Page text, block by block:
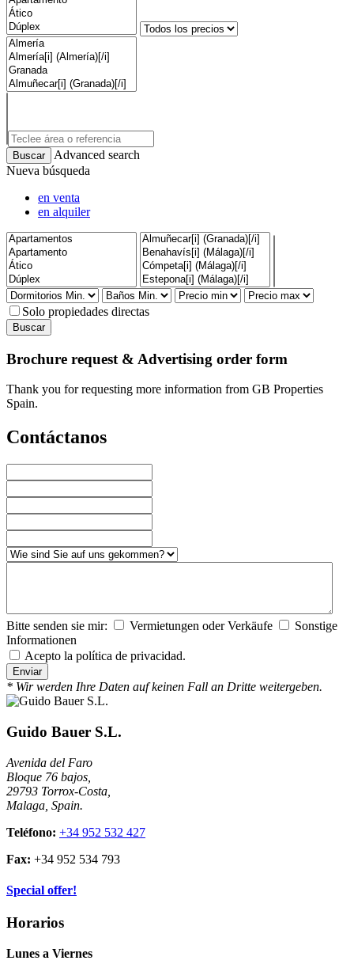
Advanced search
Nueva búsqueda
en venta
en alquiler
Solo propiedades directas
Brochure request & Advertising order form
Thank you for requesting more information from GB Properties
Spain.
Contáctanos
Bitte senden sie mir: Vermietungen oder Verkäufe
Sonstige
Informationen
Acepto la política de privacidad.
* Wir werden Ihre Daten auf keinen Fall an Dritte weitergeben.
Guido Bauer S.L.
Avenida del Faro
Bloque 76 bajos,
29793 Torrox-Costa,
Malaga, Spain.
Teléfono: +34 952 532 427
Fax: +34 952 534 793
Special offer!
Horarios
Lunes a Viernes